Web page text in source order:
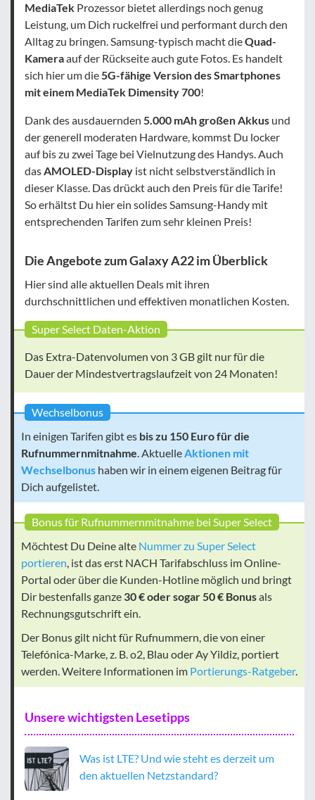
MediaTek Prozessor bietet allerdings noch genug
Leistung, um Dich ruckelfrei und performant durch den
Alltag zu bringen. Samsung-typisch macht dieQuad-
Kameraauf der Rückseite auch gute Fotos. Es handelt
sich hier um die5G-fähige Version des Smartphones
mit einem MediaTek Dimensity 700!
Dank des ausdauernden 5.000 mAh großen Akkus und
der generell moderaten Hardware, kommst Du locker
auf bis zu zwei Tage bei Vielnutzung des Handys. Auch
dasAMOLED-Display ist nicht selbstverständlich in
dieser Klasse. Das drückt auch den Preis für die Tarife!
So erhältst Du hier ein solides Samsung-Handy mit
entsprechenden Tarifen zum sehr kleinen Preis!
Die Angebote zum Galaxy A22 im Überblick
Hier sind alle aktuellen Deals mit ihren
durchschnittlichen und effektiven monatlichen Kosten.
Super Select Daten-Aktion
Das Extra-Datenvolumen von 3 GB gilt nur für die
Dauer der Mindestvertragslaufzeit von 24 Monaten!
Wechselbonus
In einigen Tarifen gibt es bis zu 150 Euro für die
Rufnummernmitnahme. AktuelleAktionen mit
Wechselbonus haben wir in einem eigenen Beitrag für
Dich aufgelistet.
Bonus für Rufnummernmitnahme bei Super Select
Möchtest Du Deine alte Nummer zu Super Select
portieren, ist das erst NACH Tarifabschluss im Online-
Portal oder über die Kunden-Hotline möglich und bringt
Dir bestenfalls ganze 30 € oder sogar 50 € Bonusals
Rechnungsgutschrift ein.
Der Bonus gilt nicht für Rufnummern, die von einer
Telefónica-Marke, z. B. o2, Blau oder Ay Yildiz, portiert
werden. Weitere Informationen im Portierungs-Ratgeber.
Unsere wichtigsten Lesetipps
Was ist LTE? Und wie steht es derzeit um
den aktuellen Netzstandard?